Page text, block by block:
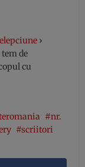
›
de
cu
nr.
scriitori